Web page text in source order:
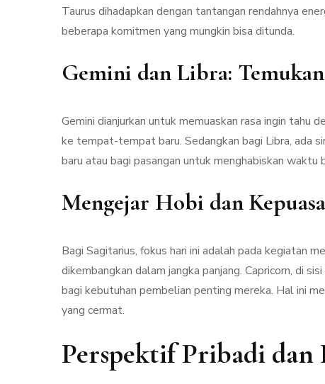
Taurus dihadapkan dengan tantangan rendahnya
beberapa komitmen yang mungkin bisa ditunda.
Gemini dan Libra:
Gemini dianjurkan untuk memuaskan rasa ingin tahu
ke tempat-tempat baru. Sedangkan bagi Libra, ada
baru atau bagi pasangan untuk menghabiskan waktu
Mengejar Hobi dan
Bagi Sagitarius, fokus hari ini adalah pada kegiatan
dikembangkan dalam jangka panjang. Capricorn, di
bagi kebutuhan pembelian penting mereka. Hal ini
yang cermat.
Perspektif Pribadi dan